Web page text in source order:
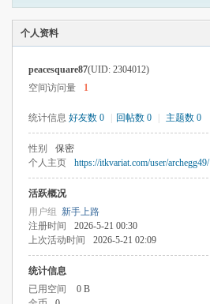
个人资料
peacesquare87(UID: 2304012)
空间访问量
1
统计信息 好友数 0 回帖数 0 主题数 0
性别 保密
个人主页
https://itkvariat.com/user/archegg49/
活跃概况
用户组 新手上路
注册时间
2026-5-21 00:30
上次活动时间
2026-5-21 02:09
统计信息
已用空间
0 B